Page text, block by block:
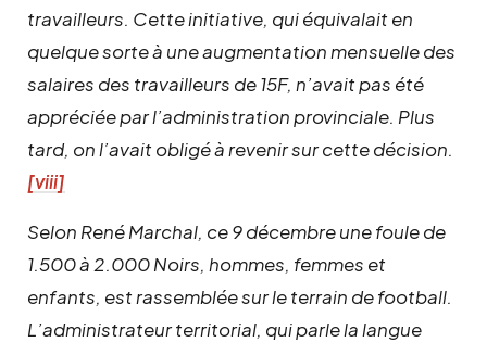
travailleurs. Cette initiative, qui équivalait en
quelque sorte à une augmentation mensuelle des
salaires des travailleurs de 15F, n’avait pas été
appréciée par l’administration provinciale. Plus
tard, on l’avait obligé à revenir sur cette décision.
[viii]
Selon René Marchal, ce 9 décembre une foule de
1.500 à 2.000 Noirs, hommes, femmes et
enfants, est rassemblée sur le terrain de football.
L’administrateur territorial, qui parle la langue